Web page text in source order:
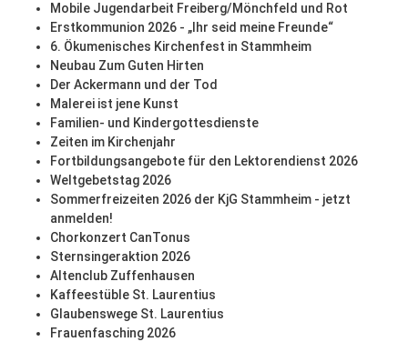
Mobile Jugendarbeit Freiberg/Mönchfeld und Rot
Erstkommunion 2026 - „Ihr seid meine Freunde“
6. Ökumenisches Kirchenfest in Stammheim
Neubau Zum Guten Hirten
Der Ackermann und der Tod
Malerei ist jene Kunst
Familien- und Kindergottesdienste
Zeiten im Kirchenjahr
Fortbildungsangebote für den Lektorendienst 2026
Weltgebetstag 2026
Sommerfreizeiten 2026 der KjG Stammheim - jetzt
anmelden!
Chorkonzert CanTonus
Sternsingeraktion 2026
Altenclub Zuffenhausen
Kaffeestüble St. Laurentius
Glaubenswege St. Laurentius
Frauenfasching 2026